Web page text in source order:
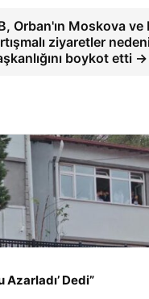
Orban'ın Moskova ve
ziyaretler
boykot etti →
Azarladı’ Dedi”